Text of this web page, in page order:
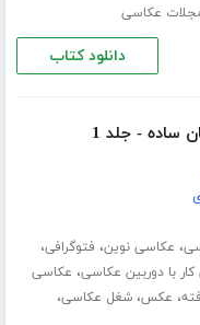
مجلات عکاسی
دانلود کتاب
ساده - جلد 1
، عکاسی نوین، فتوگرافی،
با دوربین عکاسی، عکاسی
، عکس،شغل عکاسی،